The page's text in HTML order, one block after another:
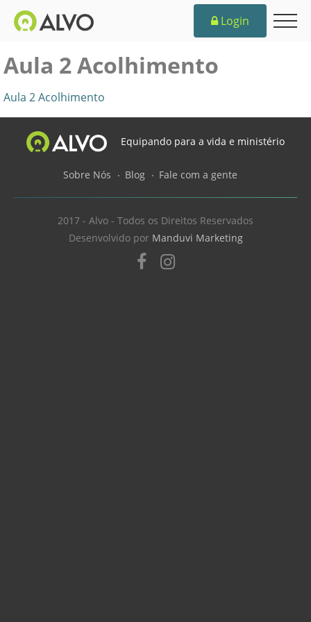
Login
Aula 2 Acolhimento
Aula 2 Acolhimento
Equipando para a vida e ministério
Sobre Nós Blog Fale com a gente
2017 - Alvo - Todos os Direitos Reservados
Desenvolvido por Manduvi Marketing